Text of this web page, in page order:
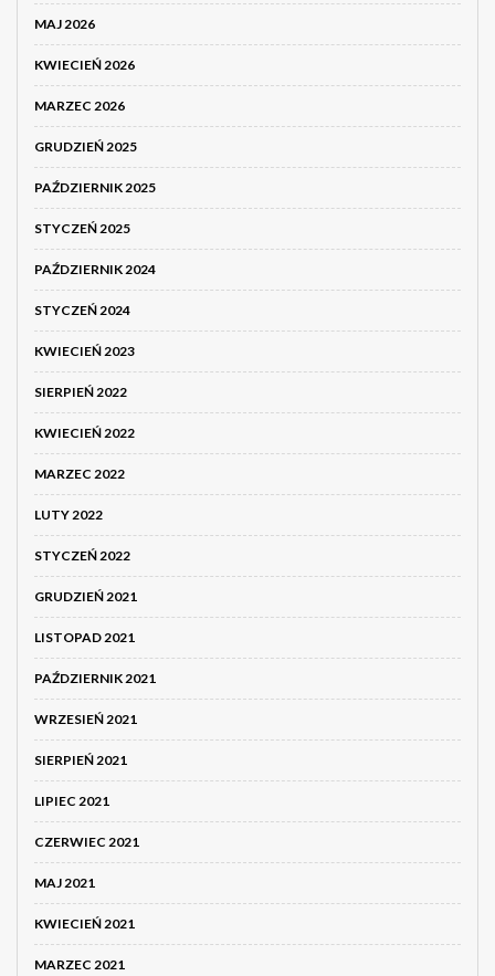
MAJ 2026
KWIECIEŃ 2026
MARZEC 2026
GRUDZIEŃ 2025
PAŹDZIERNIK 2025
STYCZEŃ 2025
PAŹDZIERNIK 2024
STYCZEŃ 2024
KWIECIEŃ 2023
SIERPIEŃ 2022
KWIECIEŃ 2022
MARZEC 2022
LUTY 2022
STYCZEŃ 2022
GRUDZIEŃ 2021
LISTOPAD 2021
PAŹDZIERNIK 2021
WRZESIEŃ 2021
SIERPIEŃ 2021
LIPIEC 2021
CZERWIEC 2021
MAJ 2021
KWIECIEŃ 2021
MARZEC 2021